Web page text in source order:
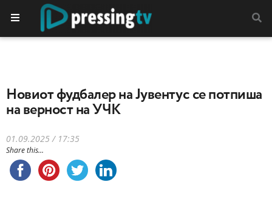
Новиот фудбалер на Јувентус се потпиша
на верност на УЧК
01.09.2025 / 17:35
Share this...